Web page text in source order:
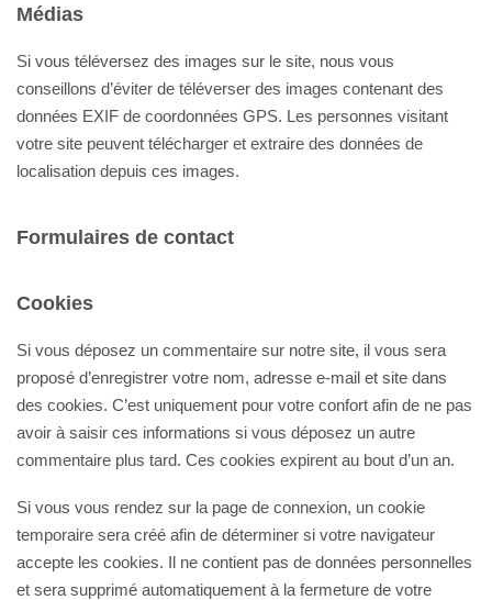
Médias
Si vous téléversez des images sur le site, nous vous
conseillons d’éviter de téléverser des images contenant des
données EXIF de coordonnées GPS. Les personnes visitant
votre site peuvent télécharger et extraire des données de
localisation depuis ces images.
Formulaires de contact
Cookies
Si vous déposez un commentaire sur notre site, il vous sera
proposé d’enregistrer votre nom, adresse e-mail et site dans
des cookies. C’est uniquement pour votre confort afin de ne pas
avoir à saisir ces informations si vous déposez un autre
commentaire plus tard. Ces cookies expirent au bout d’un an.
Si vous vous rendez sur la page de connexion, un cookie
temporaire sera créé afin de déterminer si votre navigateur
accepte les cookies. Il ne contient pas de données personnelles
et sera supprimé automatiquement à la fermeture de votre